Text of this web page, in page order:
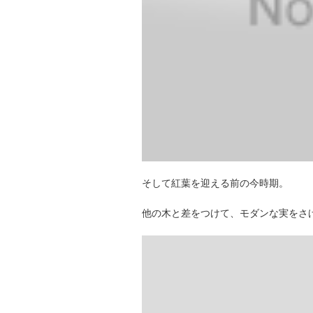
そして紅葉を迎える前の今時期。
他の木と差をつけて、モダンな実をさ